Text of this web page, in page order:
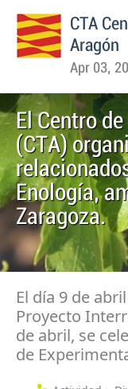
CTA
Aragón
Apr 03,
El Centro
(CTA)
Enología,
Zaragoza.
El día 9 de
Proyecto
de abril, se
de